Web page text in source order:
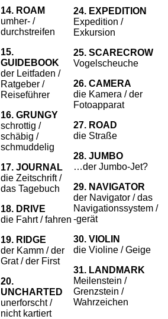
14. ROAM
umher- /
durchstreifen
15.
GUIDEBOOK
der Leitfaden /
Ratgeber /
Reiseführer
16. GRUNGY
schrottig /
schäbig /
schmuddelig
17. JOURNAL
die Zeitschrift /
das Tagebuch
18. DRIVE
die Fahrt / fahren
19. RIDGE
der Kamm / der
Grat / der First
20.
UNCHARTED
unerforscht /
nicht kartiert
24. EXPEDITION
Expedition /
Exkursion
25. SCARECROW
Vogelscheuche
26. CAMERA
die Kamera / der
Fotoapparat
27. ROAD
die Straße
28. JUMBO
…der Jumbo-Jet?
29. NAVIGATOR
der Navigator / das
Navigationssystem /
-gerät
30. VIOLIN
die Violine / Geige
31. LANDMARK
Meilenstein /
Grenzstein /
Wahrzeichen